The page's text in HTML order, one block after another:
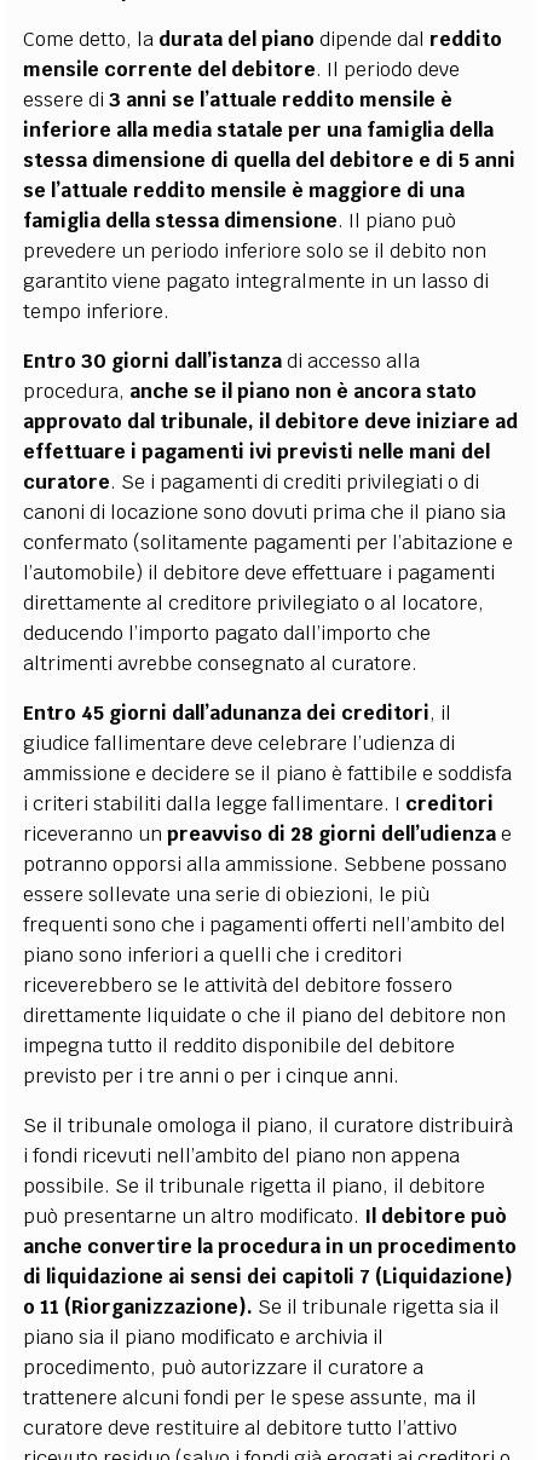
Come detto, la durata del piano dipende dal reddito
mensile corrente del debitore. Il periodo deve
essere di3 anni se l’attuale reddito mensile è
inferiore alla media statale per una famiglia della
stessa dimensione di quella del debitore e di 5 anni
se l’attuale reddito mensile è maggiore di una
famiglia della stessa dimensione. Il piano può
prevedere un periodo inferiore solo se il debito non
garantito viene pagato integralmente in un lasso di
tempo inferiore.
Entro 30 giorni dall’istanzadi accesso alla
procedura, anche se il piano non è ancora stato
approvato dal tribunale, il debitore deve iniziare ad
effettuare i pagamenti ivi previsti nelle mani del
curatore. Se i pagamenti di crediti privilegiati o di
canoni di locazione sono dovuti prima che il piano sia
confermato (solitamente pagamenti per l’abitazione e
l’automobile) il debitore deve effettuare i pagamenti
direttamente al creditore privilegiato o al locatore,
deducendo l’importo pagato dall’importo che
altrimenti avrebbe consegnato al curatore.
Entro 45 giorni dall’adunanza dei creditori, il
giudice fallimentare deve celebrare l’udienza di
ammissione e decidere se il piano è fattibile e soddisfa
i criteri stabiliti dalla legge fallimentare. I creditori
riceveranno unpreavviso di 28 giorni dell’udienzae
potranno opporsi alla ammissione. Sebbene possano
essere sollevate una serie di obiezioni, le più
frequenti sono che i pagamenti offerti nell’ambito del
piano sono inferiori a quelli che i creditori
riceverebbero se le attività del debitore fossero
direttamente liquidate o che il piano del debitore non
impegna tutto il reddito disponibile del debitore
previsto per i tre anni o per i cinque anni.
Se il tribunale omologa il piano, il curatore distribuirà
i fondi ricevuti nell’ambito del piano non appena
possibile. Se il tribunale rigetta il piano, il debitore
può presentarne un altro modificato. Il debitore può
anche convertire la procedura in un procedimento
di liquidazione ai sensi dei capitoli 7 (Liquidazione)
o 11 (Riorganizzazione). Se il tribunale rigetta sia il
piano sia il piano modificato e archivia il
procedimento, può autorizzare il curatore a
trattenere alcuni fondi per le spese assunte, ma il
curatore deve restituire al debitore tutto l’attivo